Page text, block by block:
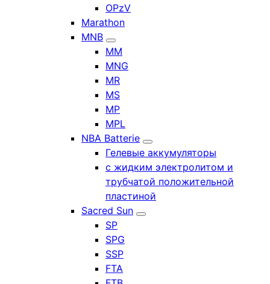
OPzV
Marathon
MNB
MM
MNG
MR
MS
MP
MPL
NBA Batterie
Гелевые аккумуляторы
с жидким электролитом и
трубчатой положительной
пластиной
Sacred Sun
SP
SPG
SSP
FTA